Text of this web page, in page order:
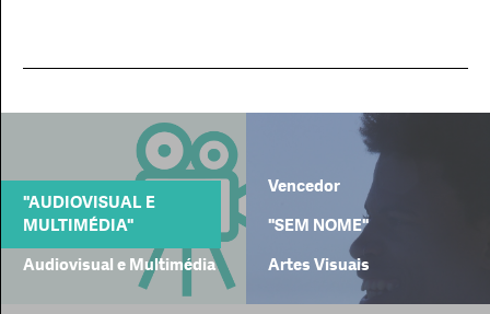
"AUDIOVISUAL E
MULTIMÉDIA"
Audiovisual e Multimédia
Vencedor
"SEM NOME"
Artes Visuais